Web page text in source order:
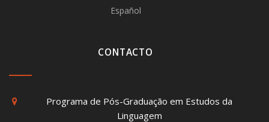
Español
CONTACTO
Programa de Pós-Graduação em Estudos da
Linguagem